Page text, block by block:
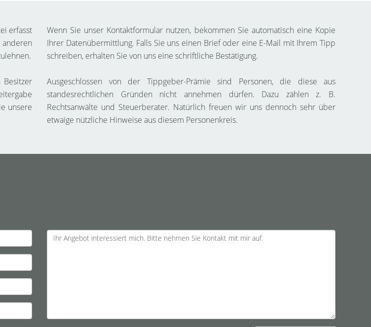
erfasst
unsere
Wenn Sie unser Kontaktformular nutzen, bekommen Sie automatisch eine Kopie
Ihrer Datenübermittlung. Falls Sie uns einen Brief oder eine E-Mail mit Ihrem Tipp
schreiben, erhalten Sie von uns eine schriftliche Bestätigung.
Ausgeschlossen von der Tippgeber-Prämie sind Personen, die diese aus
standesrechtlichen Gründen nicht annehmen dürfen. Dazu zählen z. B.
Rechtsanwälte und Steuerberater. Natürlich freuen wir uns dennoch sehr über
etwaige nützliche Hinweise aus diesem Personenkreis.